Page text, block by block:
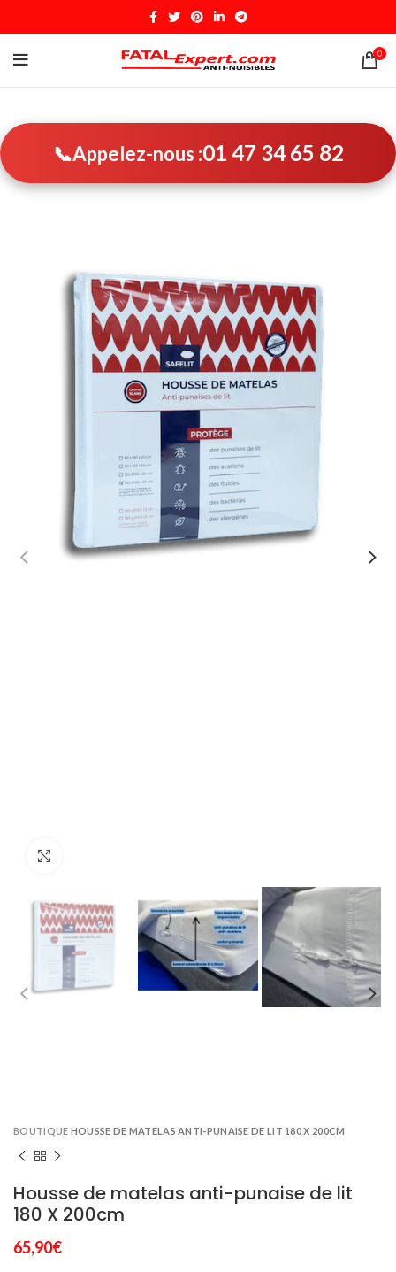
0
📞Appelez-nous :01 47 34 65 82
BOUTIQUE HOUSSE DE MATELAS ANTI-PUNAISE DE LIT 180 X 200CM
Housse de matelas anti-punaise de lit
180 X 200cm
65,90€